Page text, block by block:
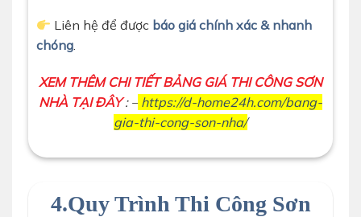
Liên hệ để được báo giá chính xác & nhanh
chóng.
XEM THÊM CHI TIẾT BẢNG GIÁ THI CÔNG SƠN
NHÀ TẠI ĐÂY: – https://d-home24h.com/bang-
gia-thi-cong-son-nha/
4.Quy Trình Thi Công Sơn